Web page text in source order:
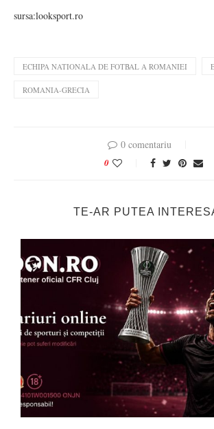
sursa:looksport.ro
ECHIPA NATIONALA DE FOTBAL A ROMANIEI
ROMANIA-GRECIA
0 comentariu
0
TE-AR PUTEA